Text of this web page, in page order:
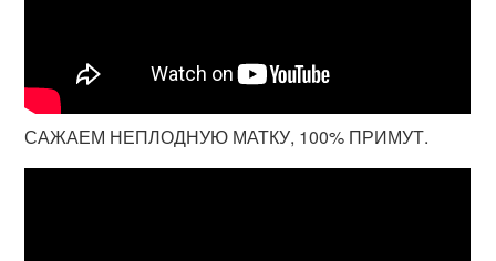
САЖАЕМ НЕПЛОДНУЮ МАТКУ, 100% ПРИМУТ.